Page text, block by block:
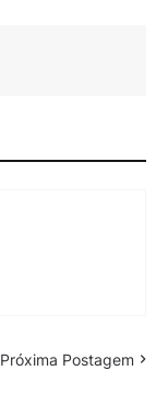
Próxima Postagem